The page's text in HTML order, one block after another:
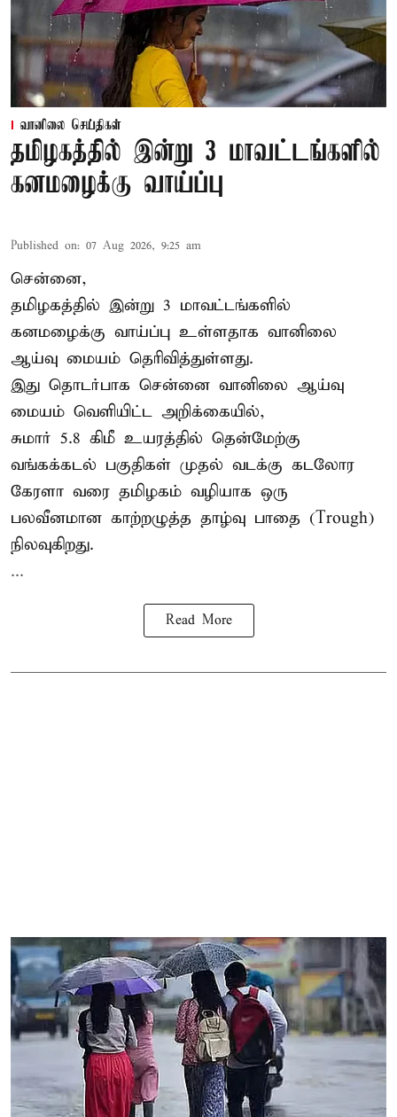
வானிலை செய்திகள்
தமிழகத்தில் இன்று 3 மாவட்டங்களில்
கனமழைக்கு வாய்ப்பு
Published on: 07 Aug 2026, 9:25 am
சென்னை,
தமிழகத்தில் இன்று 3 மாவட்டங்களில்
கனமழைக்கு வாய்ப்பு உள்ளதாக வானிலை
ஆய்வு மையம் தெரிவித்துள்ளது.
இது தொடர்பாக சென்னை வானிலை ஆய்வு
மையம் வெளியிட்ட அறிக்கையில்,
சுமார் 5.8 கிமீ உயரத்தில் தென்மேற்கு
வங்கக்கடல் பகுதிகள் முதல் வடக்கு கடலோர
கேரளா வரை தமிழகம் வழியாக ஒரு
பலவீனமான காற்றழுத்த தாழ்வு பாதை (Trough)
நிலவுகிறது.
...
Read More